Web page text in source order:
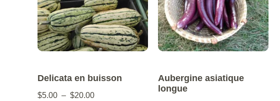
Delicata en buisson
$5.00 – $20.00
Aubergine asiatique
longue